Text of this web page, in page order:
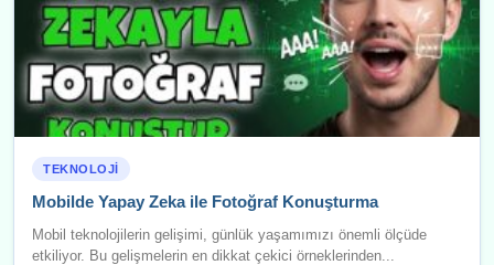
TEKNOLOJI
Mobilde Yapay Zeka ile Fotoğraf Konuşturma
Mobil teknolojilerin gelişimi, günlük yaşamımızı önemli ölçüde
etkiliyor. Bu gelişmelerin en dikkat çekici örneklerinden...